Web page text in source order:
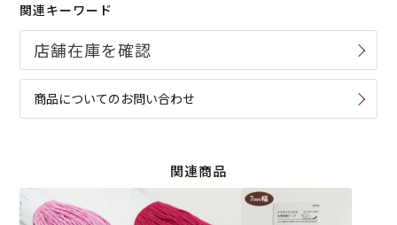
関連キーワード
商品についてのお問い合わせ
関連商品